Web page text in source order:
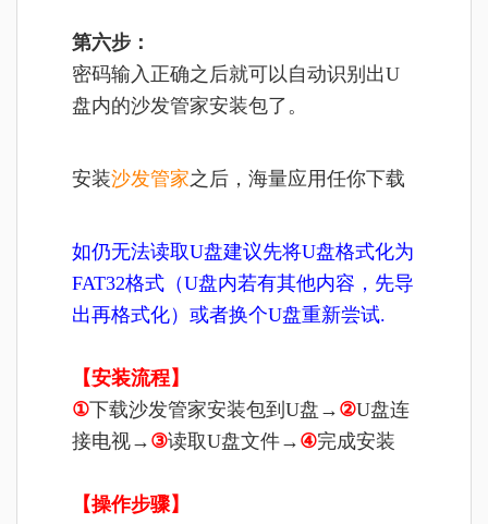
第六步：
密码输入正确之后就可以自动识别出U
盘内的沙发管家安装包了。
安装沙发管家之后，海量应用任你下载
如仍无法读取U盘建议先将U盘格式化为
FAT32格式（U盘内若有其他内容，先导
出再格式化）或者换个U盘重新尝试.
【安装流程】
①下载沙发管家安装包到U盘→ ②U盘连
接电视→ ③读取U盘文件→ ④完成安装
【操作步骤】